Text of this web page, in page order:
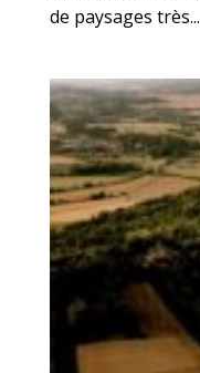
de paysages très...